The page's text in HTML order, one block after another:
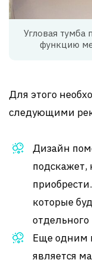
Угловая тумба
функцию
Для этого
следующими
Дизайн
подскажет,
которые
Еще одним
является